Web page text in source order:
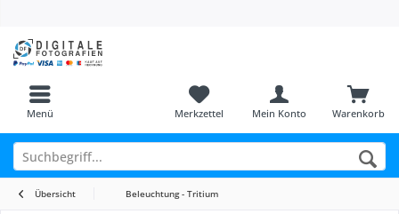
Menü Warenkorb
Merkzettel Mein Konto
Übersicht Beleuchtung - Tritium